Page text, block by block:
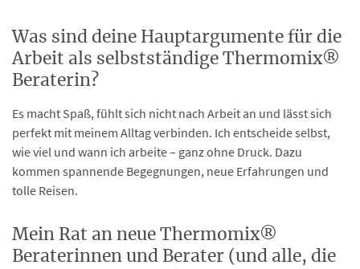
Was sind deine Hauptargumente für die
Arbeit als selbstständige Thermomix®
Beraterin?
Es macht Spaß, fühlt sich nicht nach Arbeit an und lässt sich
perfekt mit meinem Alltag verbinden. Ich entscheide selbst,
wie viel und wann ich arbeite – ganz ohne Druck. Dazu
kommen spannende Begegnungen, neue Erfahrungen und
tolle Reisen.
Mein Rat an neue Thermomix®
Beraterinnen und Berater (und alle, die